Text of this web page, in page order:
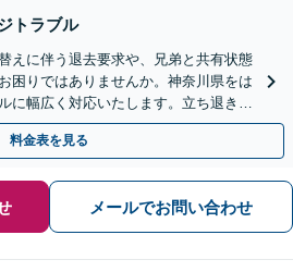
トラブル
えに伴う退去要求や、兄弟と共有状態
困りではありませんか。神奈川県をは
に幅広く対応いたします。立ち退きの
ください。
料金表を見る
メールでお問い合わせ